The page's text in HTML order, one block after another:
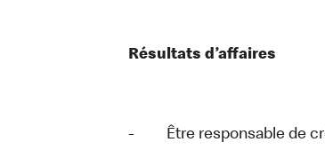
Résultats d’affaires
- Être responsable de